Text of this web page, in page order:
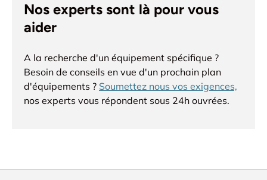
Nos experts sont là pour vous
aider
A la recherche d'un équipement spécifique ?
Besoin de conseils en vue d'un prochain plan
d'équipements ? Soumettez nous vos exigences,
nos experts vous répondent sous 24h ouvrées.